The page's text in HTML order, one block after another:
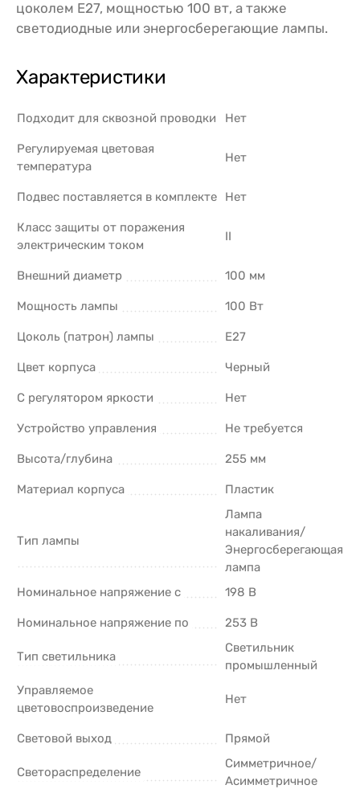
цоколем E27, мощностью 100 вт, а также
светодиодные или энергосберегающие лампы.
Характеристики
Подходит для сквозной проводки Нет
Регулируемая цветовая
температура
Нет
Подвес поставляется в комплекте Нет
Класс защиты от поражения
электрическим током
II
Внешний диаметр 100 мм
Мощность лампы 100 Вт
Цоколь (патрон) лампы E27
Цвет корпуса Черный
С регулятором яркости Нет
Устройство управления Не требуется
Высота/глубина 255 мм
Материал корпуса Пластик
Тип лампы
Лампа
накаливания/
Энергосберегающая
лампа
Номинальное напряжение с
198 В
Номинальное напряжение по 253 В
Тип светильника
Светильник
промышленный
Управляемое
цветовоспроизведение
Нет
Световой выход Прямой
Светораспределение
Симметричное/
Асимметричное